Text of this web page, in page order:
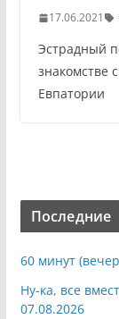
17.06.2021
Эстрадный
знакомстве
Евпатории
Последние
60 минут
Ну-ка, все
07.08.2026